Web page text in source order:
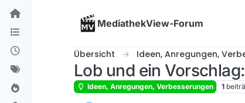
Skip to content
MediathekView-Forum
Übersicht Ideen, Anregungen,
Lob und ein
Ideen, Anregungen, Verbesserungen 1